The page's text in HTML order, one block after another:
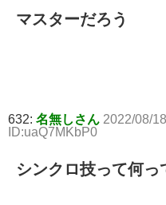
マスターだろう
632: 名無しさん 2022/08/
ID:uaQ7MKbP0
シンクロ技って何っ